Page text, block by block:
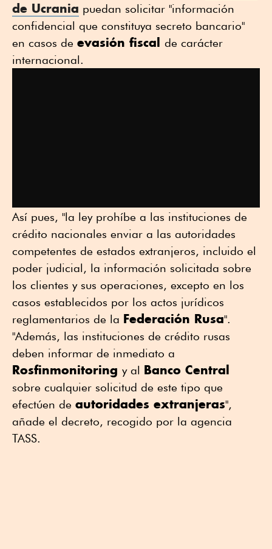
de Ucrania puedan solicitar "información
confidencial que constituya secreto bancario"
en casos de evasión fiscal de carácter
internacional.
Así pues, "la ley prohíbe a las instituciones de
crédito nacionales enviar a las autoridades
competentes de estados extranjeros, incluido el
poder judicial, la información solicitada sobre
los clientes y sus operaciones, excepto en los
casos establecidos por los actos jurídicos
reglamentarios de la Federación Rusa".
"Además, las instituciones de crédito rusas
deben informar de inmediato a
Rosfinmonitoring y al Banco Central
sobre cualquier solicitud de este tipo que
efectúen de autoridades extranjeras",
añade el decreto, recogido por la agencia
TASS.